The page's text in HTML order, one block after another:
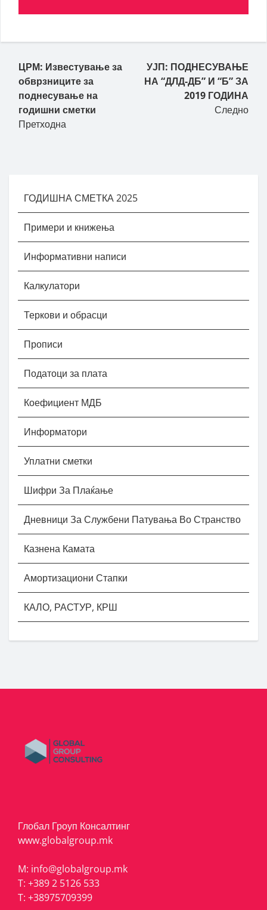
ЦРМ: Известување за
обврзниците за
поднесување на
годишни сметки
Претходна
УЈП: ПОДНЕСУВАЊЕ
НА “ДЛД-ДБ” И “Б” ЗА
2019 ГОДИНА
Следно
ГОДИШНА СМЕТКА 2025
Примери и книжења
Информативни написи
Калкулатори
Теркови и обрасци
Прописи
Податоци за плата
Коефициент МДБ
Информатори
Уплатни сметки
Шифри За Плаќање
Дневници За Службени Патувања Во Странство
Казнена Камата
Амортизациони Стапки
КАЛО, РАСТУР, КРШ
Глобал Гроуп Консалтинг
www.globalgroup.mk
M: info@globalgroup.mk
T: +389 2 5126 533
T: +38975709399